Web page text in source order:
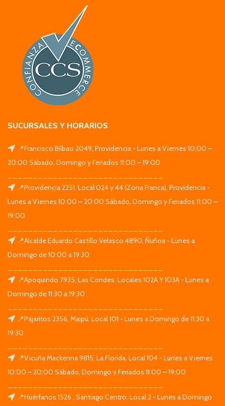
SUCURSALES Y HORARIOS
📍Francisco Bilbao 2049, Providencia - Lunes a Viernes 10:00 –
20:00 Sábado, Domingo y Feriados 11:00 – 19:00
📍Providencia 2251. Local 024 y 44 (Zona Franca), Providencia -
Lunes a Viernes 10:00 – 20:00 Sábado, Domingo y Feriados 11:00 –
19:00
📍Alcalde Eduardo Castillo Velasco 4890, Ñuñoa - Lunes a
Domingo de 10:00 a 19:30
📍Apoquindo 7935, Las Condes. Locales 102A Y 103A - Lunes a
Domingo de 11:30 a 19:30
📍Pajaritos 2356, Maipú. Local 101 - Lunes a Domingo de 11:30 a
19:30
📍Vicuña Mackenna 9815, La Florida. Local 104 - Lunes a Viernes
10:00 – 20:00 Sábado, Domingo y Feriados 11:00 – 19:00
📍Huérfanos 1526 , Santiago Centro. Local 2 - Lunes a Domingo